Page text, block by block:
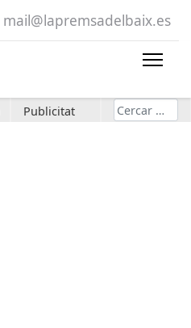
mail@lapremsadelbaix.es
Publicitat Cerca